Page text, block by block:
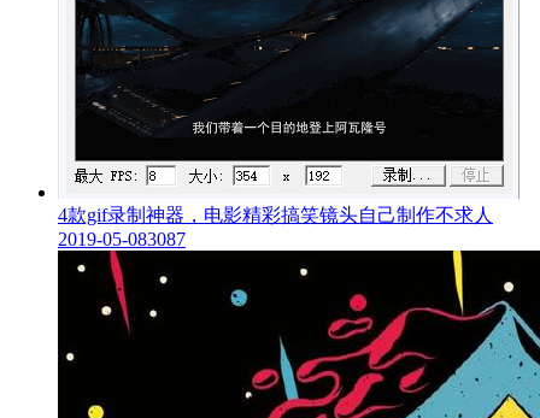
4款gif录制神器，电影精彩搞笑镜头自己制作不求人
2019-05-083087